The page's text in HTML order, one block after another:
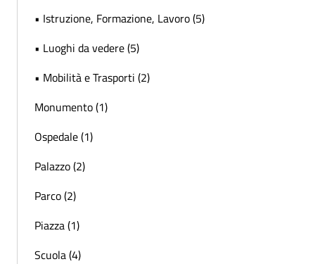
• Istruzione, Formazione, Lavoro (5)
• Luoghi da vedere (5)
• Mobilità e Trasporti (2)
Monumento (1)
Ospedale (1)
Palazzo (2)
Parco (2)
Piazza (1)
Scuola (4)